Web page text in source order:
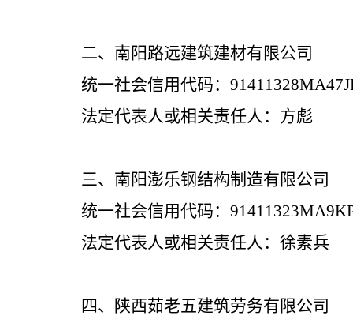
二、 南阳路远建筑建材有限公司
统一社会信用代码：
法定代表人或相关责任人：方彪
三、 南阳澎乐钢结构制造有限公司
统一社会信用代码：
法定代表人或相关责任人：徐素兵
四、
陕西茹老五建筑劳务有限公司